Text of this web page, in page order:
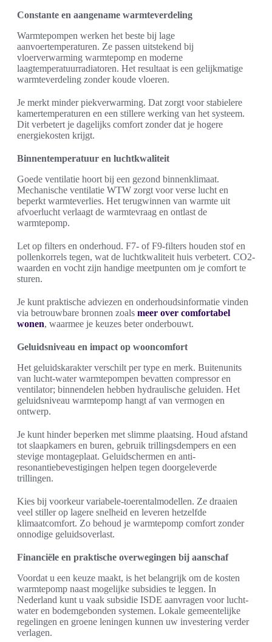
Constante en aangename warmteverdeling
Warmtepompen werken het beste bij lage
aanvoertemperaturen. Ze passen uitstekend bij
vloerverwarming warmtepomp en moderne
laagtemperatuurradiatoren. Het resultaat is een gelijkmatige
warmteverdeling zonder koude vloeren.
Je merkt minder piekverwarming. Dat zorgt voor stabielere
kamertemperaturen en een stillere werking van het systeem.
Dit verbetert je dagelijks comfort zonder dat je hogere
energiekosten krijgt.
Binnentemperatuur en luchtkwaliteit
Goede ventilatie hoort bij een gezond binnenklimaat.
Mechanische ventilatie WTW zorgt voor verse lucht en
beperkt warmteverlies. Het terugwinnen van warmte uit
afvoerlucht verlaagt de warmtevraag en ontlast de
warmtepomp.
Let op filters en onderhoud. F7- of F9-filters houden stof en
pollenkorrels tegen, wat de luchtkwaliteit huis verbetert. CO2-
waarden en vocht zijn handige meetpunten om je comfort te
sturen.
Je kunt praktische adviezen en onderhoudsinformatie vinden
via betrouwbare bronnen zoals meer over comfortabel
wonen, waarmee je keuzes beter onderbouwt.
Geluidsniveau en impact op wooncomfort
Het geluidskarakter verschilt per type en merk. Buitenunits
van lucht-water warmtepompen bevatten compressor en
ventilator; binnendelen hebben hydraulische geluiden. Het
geluidsniveau warmtepomp hangt af van vermogen en
ontwerp.
Je kunt hinder beperken met slimme plaatsing. Houd afstand
tot slaapkamers en buren, gebruik trillingsdempers en een
stevige montageplaat. Geluidschermen en anti-
resonantiebevestigingen helpen tegen doorgeleverde
trillingen.
Kies bij voorkeur variabele-toerentalmodellen. Ze draaien
veel stiller op lagere snelheid en leveren hetzelfde
klimaatcomfort. Zo behoud je warmtepomp comfort zonder
onnodige geluidsoverlast.
Financiële en praktische overwegingen bij aanschaf
Voordat u een keuze maakt, is het belangrijk om de kosten
warmtepomp naast mogelijke subsidies te leggen. In
Nederland kunt u vaak subsidie ISDE aanvragen voor lucht-
water en bodemgebonden systemen. Lokale gemeentelijke
regelingen en groene leningen kunnen uw investering verder
verlagen.